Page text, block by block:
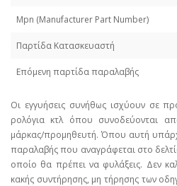
Mpn (Manufacturer Part Number)
Παρτίδα Κατασκευαστή
Επόμενη παρτίδα παραλαβής
Οι εγγυήσεις συνήθως ισχύουν σε
ρολόγια κτλ όπου συνοδεύονται
μάρκας/προμηθευτή. Όπου αυτή
παραλαβής που αναγράφεται στο
οποίο θα πρέπει να φυλάξεις. Δεν
κακής συντήρησης, μη τήρησης των